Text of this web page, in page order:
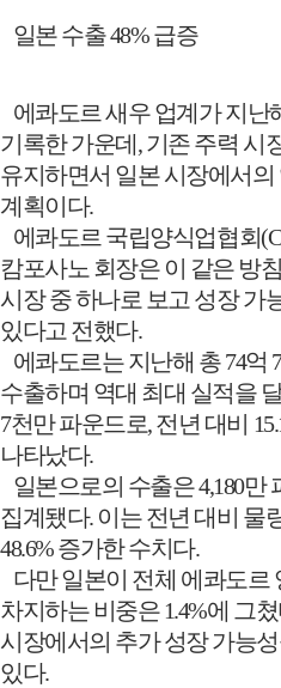
일본 수출48%급증
에콰도르 새우 업계가 지난
기록한 가운데 ,기존 주력 시
유지하면서 일본 시장에서
계획이다.
에콰도르 국립양식업협회
캄포사노 회장은 이 같은 방
시장 중 하나로 보고 성장 가
있다고 전했다.
에콰도르는 지난해 총74억 7
수출하며 역대 최대 실적을
7천만 파운드로,전년 대비
나타났다.
일본으로의 수출은4,180만
집계됐다. 이는 전년 대비 물
48.6%증가한 수치다.
다만 일본이 전체 에콰도르
차지하는 비중은1.4%에 그
시장에서의 추가 성장 가능
있다.